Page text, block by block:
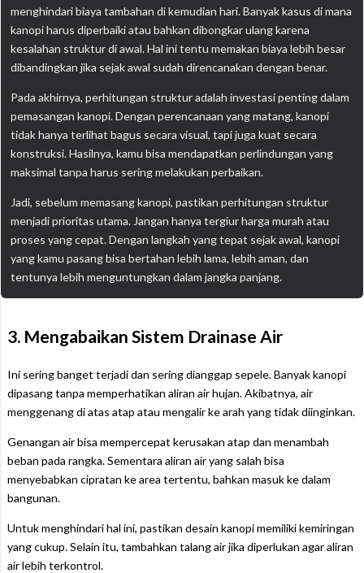
menghindari biaya tambahan di kemudian hari. Banyak kasus di mana
kanopi harus diperbaiki atau bahkan dibongkar ulang karena
kesalahan struktur di awal. Hal ini tentu memakan biaya lebih besar
dibandingkan jika sejak awal sudah direncanakan dengan benar.
Pada akhirnya, perhitungan struktur adalah investasi penting dalam
pemasangan kanopi. Dengan perencanaan yang matang, kanopi
tidak hanya terlihat bagus secara visual, tapi juga kuat secara
konstruksi. Hasilnya, kamu bisa mendapatkan perlindungan yang
maksimal tanpa harus sering melakukan perbaikan.
Jadi, sebelum memasang kanopi, pastikan perhitungan struktur
menjadi prioritas utama. Jangan hanya tergiur harga murah atau
proses yang cepat. Dengan langkah yang tepat sejak awal, kanopi
yang kamu pasang bisa bertahan lebih lama, lebih aman, dan
tentunya lebih menguntungkan dalam jangka panjang.
3. Mengabaikan Sistem Drainase Air
Ini sering banget terjadi dan sering dianggap sepele. Banyak kanopi
dipasang tanpa memperhatikan aliran air hujan. Akibatnya, air
menggenang di atas atap atau mengalir ke arah yang tidak diinginkan.
Genangan air bisa mempercepat kerusakan atap dan menambah
beban pada rangka. Sementara aliran air yang salah bisa
menyebabkan cipratan ke area tertentu, bahkan masuk ke dalam
bangunan.
Untuk menghindari hal ini, pastikan desain kanopi memiliki kemiringan
yang cukup. Selain itu, tambahkan talang air jika diperlukan agar aliran
air lebih terkontrol.